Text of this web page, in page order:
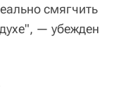
смягчить
— убежден